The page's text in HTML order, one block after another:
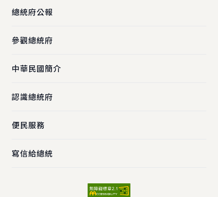
總統府公報
參觀總統府
中華民國簡介
認識總統府
便民服務
寫信給總統